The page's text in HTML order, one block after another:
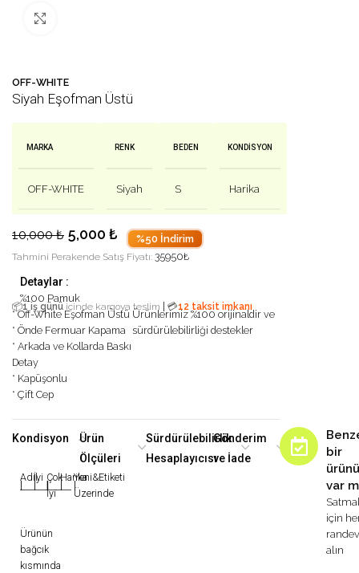
OFF-WHITE
Siyah Eşofman Üstü
MARKA
OFF-WHITE
RENK
Siyah
BEDEN
S
KONDISYON
Harika
10,000₺ 5,000 ₺ %50 İndirim
Tahmini Perakende Satış Fiyatı: 35950₺
Detaylar :
%100 Pamuk
📦1 iş günü içinde kargoya teslim 💳12 taksit imkanı
* Off-White Eşofman Üstü
* Önde Fermuar Kapama
* Arkada ve Kollarda Baskı
Detay
* Kapüşonlu
* Çift Cep
Ürünlerimiz %100 orijinaldir ve
sürdürülebilirliği destekler
Kondisyon
Adilİyi
|
Çok
İyi
Harika
|
Yeni&Etiketi
Üzerinde
Ürünün
bağcık
kısmında
Ürün
Ölçüleri
Sürdürülebilirlik
Hesaplayıcısı
Gönderim
ve İade
bir
var
için
alın